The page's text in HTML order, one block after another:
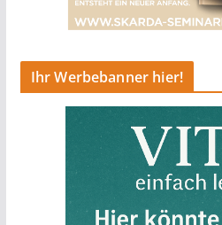
Ihr Werbebanner hier!